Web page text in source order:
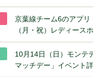
京葉線チーム6のアプ
（月・祝）レディース
10月14日（日）モン
マッチデー」イベント